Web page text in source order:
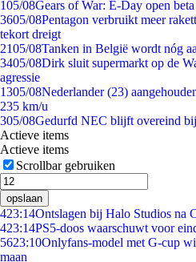
105/08Gears of War: E-Day open
3605/08Pentagon verbruikt meer
tekort dreigt
2105/08Tanken in België wordt nóg
3405/08Dirk sluit supermarkt op de
agressie
1305/08Nederlander (23)
235 km/u
305/08Gedurfd NEC blijft overeind
Actieve items
Actieve items
Scrollbar gebruiken
opslaan
423:14Ontslagen bij Halo Studios na
423:14PS5-doos waarschuwt voor
5623:10Onlyfans-model met G-cup
maan